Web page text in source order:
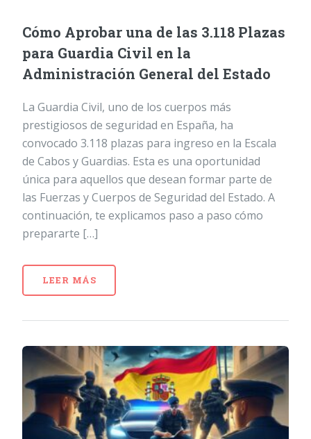
Cómo Aprobar una de las 3.118 Plazas
para Guardia Civil en la
Administración General del Estado
La Guardia Civil, uno de los cuerpos más
prestigiosos de seguridad en España, ha
convocado 3.118 plazas para ingreso en la Escala
de Cabos y Guardias. Esta es una oportunidad
única para aquellos que desean formar parte de
las Fuerzas y Cuerpos de Seguridad del Estado. A
continuación, te explicamos paso a paso cómo
prepararte […]
LEER MÁS